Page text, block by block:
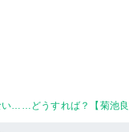
……どうすれば？【菊池良